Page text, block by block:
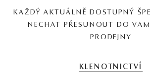
KAŽDÝ AKTUÁLNĚ DOSTUPNÝ
NECHAT PŘESUNOUT DO
PRODEJNY
KLENOTNICTVÍ